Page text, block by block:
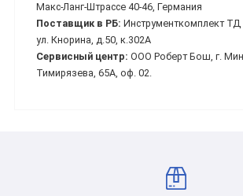
Макс-Ланг-Штрассе 40-46, Германия
Поставщик в РБ: Инструменткомплект
ул. Кнорина, д.50, к.302А
Сервисный центр: ООО Роберт Бош, г.
Тимирязева, 65А, оф. 02.